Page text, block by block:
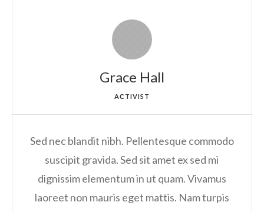
Grace Hall
AСTIVIST
Sed nec blandit nibh. Pellentesque commodo
suscipit gravida. Sed sit amet ex sed mi
dignissim elementum in ut quam. Vivamus
laoreet non mauris eget mattis. Nam turpis